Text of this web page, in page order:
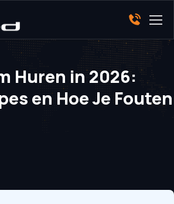
Huren in 2026:
en Hoe Je Fouten